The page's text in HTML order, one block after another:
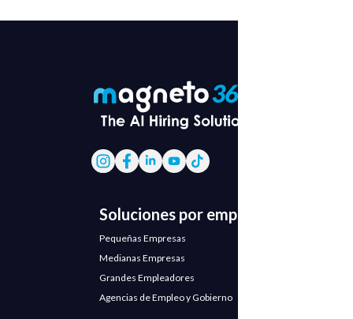
Soluciones por empresa
Pequeñas Empresas
Medianas Empresas
Grandes Empleadores
Agencias de Empleo y Gobierno